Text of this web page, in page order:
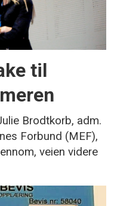
til
Brodtkorb, adm.
Forbund (MEF),
veien videre